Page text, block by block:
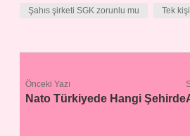
Şahıs şirketi SGK zorunlu mu Tek
Önceki Yazı
Nato Türkiyede Hangi Şehirde